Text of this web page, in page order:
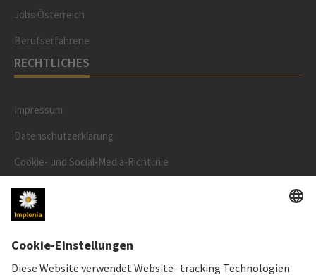
Jobs Österreich
Berufserfahrene
RECHTLICHES
Impressum
Datenschutzerklärung
Cookie- und Social-Media-Richtlinie
Cookie-Einstellungen
AKTIENKURS
SWX: Implenia AG
ISIN: CH0023868554